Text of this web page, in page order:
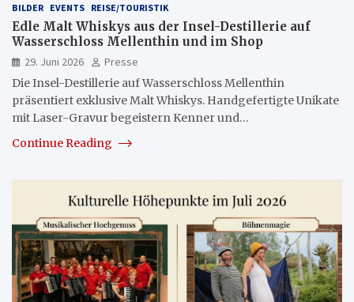
BILDER EVENTS REISE/TOURISTIK
Edle Malt Whiskys aus der Insel-Destillerie auf
Wasserschloss Mellenthin und im Shop
29. Juni 2026
Presse
Die Insel-Destillerie auf Wasserschloss Mellenthin
präsentiert exklusive Malt Whiskys. Handgefertigte Unikate
mit Laser-Gravur begeistern Kenner und…
Continue Reading